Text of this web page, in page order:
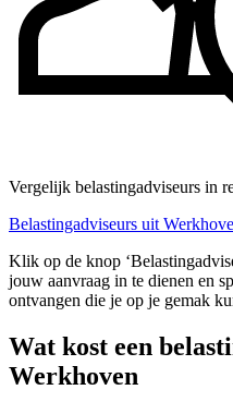
Vergelijk belastingadviseurs in
Belastingadviseurs uit
Klik op de knop
jouw aanvraag in te dienen en
ontvangen die je op je gemak
Wat kost een
Werkhoven